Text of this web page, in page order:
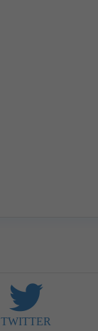
TWITTER